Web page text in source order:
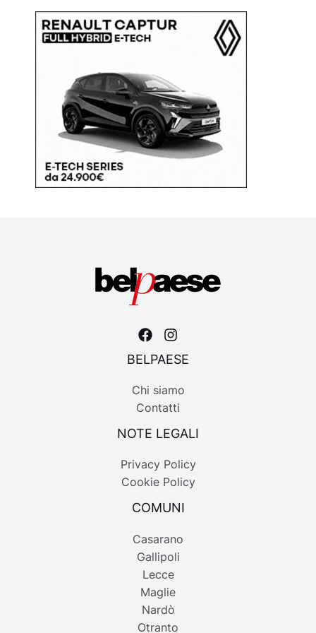
BELPAESE
Chi siamo
Contatti
NOTE LEGALI
Privacy Policy
Cookie Policy
COMUNI
Casarano
Gallipoli
Lecce
Maglie
Nardò
Otranto